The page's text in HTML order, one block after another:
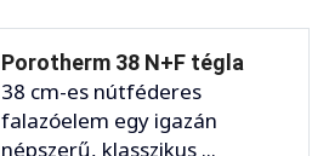
Porotherm 38 N+F tégla
38 cm-es nútféderes
falazóelem egy igazán
népszerű, klasszikus ...